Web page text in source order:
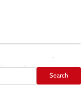
Search